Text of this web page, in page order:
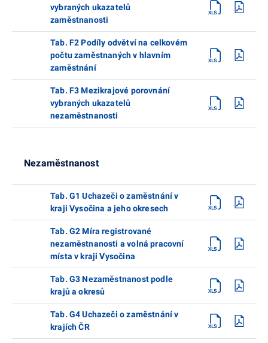
vybraných ukazatelů
zaměstnanosti
Tab. F2 Podíly odvětví na celkovém
počtu zaměstnaných v hlavním
zaměstnání
Tab. F3 Mezikrajové porovnání
vybraných ukazatelů
nezaměstnanosti
Nezaměstnanost
Tab. G1 Uchazeči o zaměstnání v
kraji Vysočina a jeho okresech
Tab. G2 Míra registrované
nezaměstnanosti a volná pracovní
místa v kraji Vysočina
Tab. G3 Nezaměstnanost podle
krajů a okresů
Tab. G4 Uchazeči o zaměstnání v
krajích ČR